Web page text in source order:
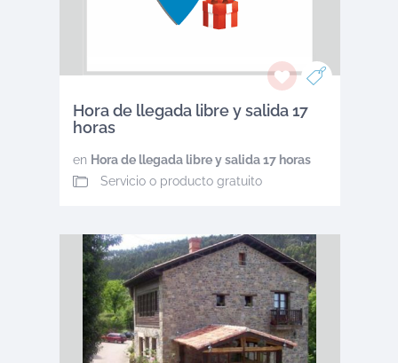
Hora de llegada libre y salida 17
horas
en Hora de llegada libre y salida 17 horas
Servicio o producto gratuito